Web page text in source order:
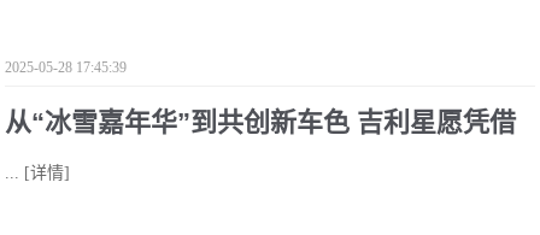
2025-05-28 17:45:39
从“冰雪嘉年华”到共创新车色 吉利星愿凭借
... [详情]